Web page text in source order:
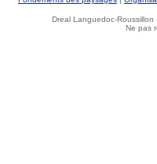
Dreal Languedoc-Roussillon
Ne pas